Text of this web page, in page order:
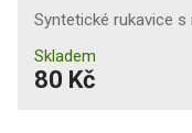
Syntetické rukavice s
Skladem
80 Kč